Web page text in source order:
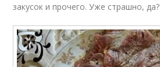
закусок и прочего. Уже страшно, да?